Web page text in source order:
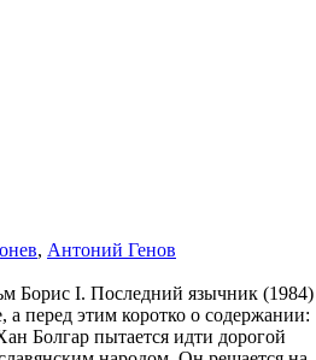
, Антоний Генов
Борис I. Последний язычник (1984)
а перед этим коротко о содержании:
Болгар пытается идти дорогой